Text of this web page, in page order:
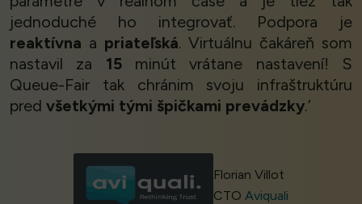
jednoduché ho integrovať. Podpora je
reaktívna a priateľská. Virtuálnu čakáreň som
nastavil za 15minút vrátane nastavení! S
Queue-Fair tak chránim svoju infraštruktúru
pred všetkými tými špičkami prevádzky.’
Florian Villot
CTO Aviquali